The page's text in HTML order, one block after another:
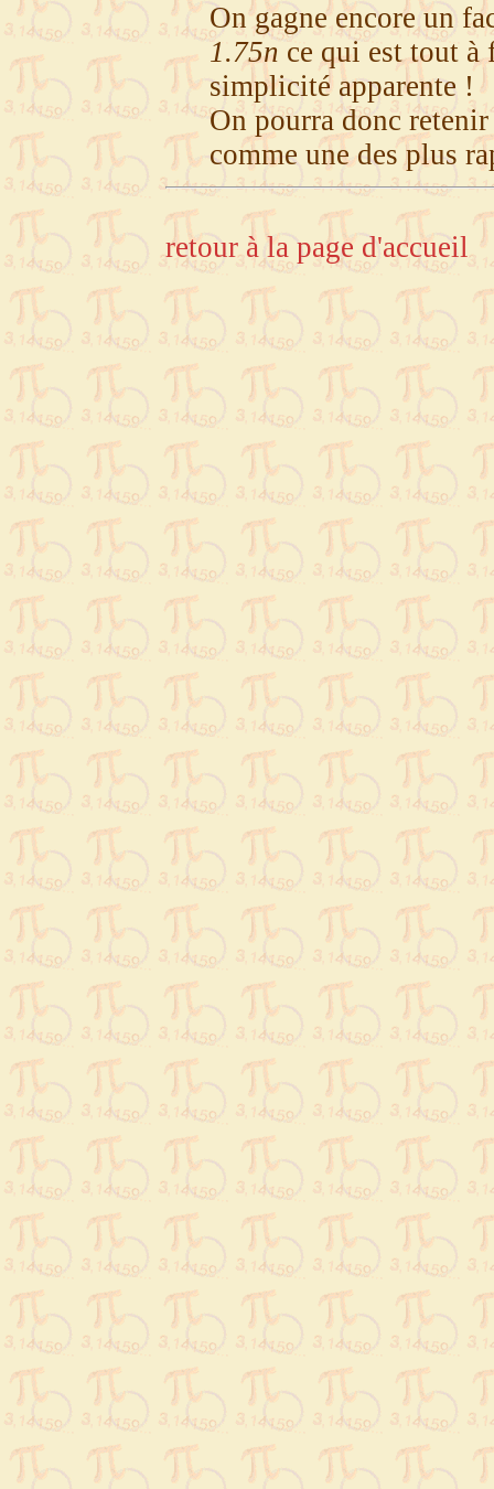
On gagne encore un
1.75n ce qui est tout à
simplicité apparente !
On pourra donc
comme une des plus
retour à la page d'accueil